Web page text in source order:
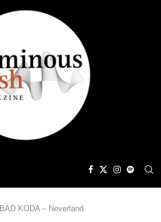
BAD KODA – Neverland